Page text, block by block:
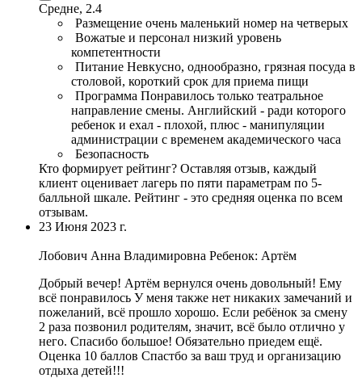
Средне, 2.4
Размещение очень маленький номер на четверых
Вожатые и персонал низкий уровень
компетентности
Питание Невкусно, однообразно, грязная посуда в
столовой, короткий срок для приема пищи
Программа Понравилось только театральное
направление смены. Английский - ради которого
ребенок и ехал - плохой, плюс - манипуляции
администрации с временем академического часа
Безопасность
Кто формирует рейтинг? Оставляя отзыв, каждый
клиент оценивает лагерь по пяти параметрам по 5-
балльной шкале. Рейтинг - это средняя оценка по всем
отзывам.
23 Июня 2023 г.
Лобович Анна Владимировна Ребенок: Артём
Добрый вечер! Артём вернулся очень довольный! Ему
всё понравилось У меня также нет никаких замечаний и
пожеланий, всё прошло хорошо. Если ребёнок за смену
2 раза позвонил родителям, значит, всё было отлично у
него. Спасибо большое! Обязательно приедем ещё.
Оценка 10 баллов Спастбо за ваш труд и организацию
отдыха детей!!!